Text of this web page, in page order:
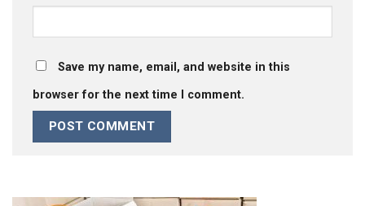
Save my name, email, and website in this
browser for the next time I comment.